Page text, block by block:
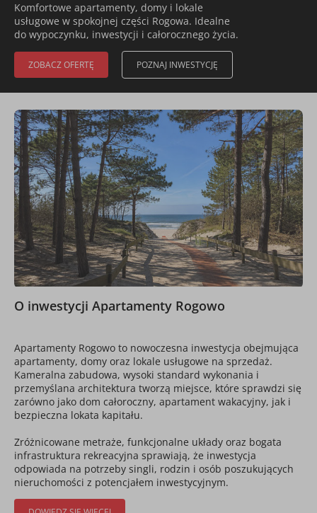
Komfortowe apartamenty, domy i lokale
usługowe w spokojnej części Rogowa. Idealne
do wypoczynku, inwestycji i całorocznego życia.
ZOBACZ OFERTĘ POZNAJ INWESTYCJĘ
O inwestycji Apartamenty Rogowo
Apartamenty Rogowo to nowoczesna inwestycja obejmująca
apartamenty, domy oraz lokale usługowe na sprzedaż.
Kameralna zabudowa, wysoki standard wykonania i
przemyślana architektura tworzą miejsce, które sprawdzi się
zarówno jako dom całoroczny, apartament wakacyjny, jak i
bezpieczna lokata kapitału.
Zróżnicowane metraże, funkcjonalne układy oraz bogata
infrastruktura rekreacyjna sprawiają, że inwestycja
odpowiada na potrzeby singli, rodzin i osób poszukujących
nieruchomości z potencjałem inwestycyjnym.